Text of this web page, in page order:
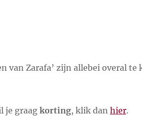
van Zarafa’ zijn allebei overal
je graag korting, klik dan hier.